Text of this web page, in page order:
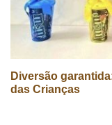
Diversão
das Crianças